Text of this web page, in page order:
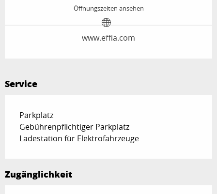
Öffnungszeiten ansehen
www.effia.com
Service
Parkplatz
Gebührenpflichtiger Parkplatz
Ladestation für Elektrofahrzeuge
Zugänglichkeit